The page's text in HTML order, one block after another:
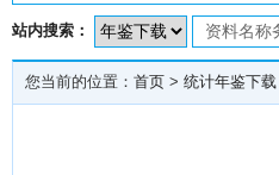
站内搜索：
您当前的位置： 首页 > 统计年鉴下载